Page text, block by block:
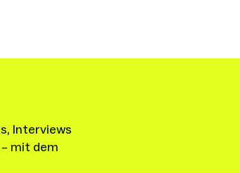
Interviews
mit dem